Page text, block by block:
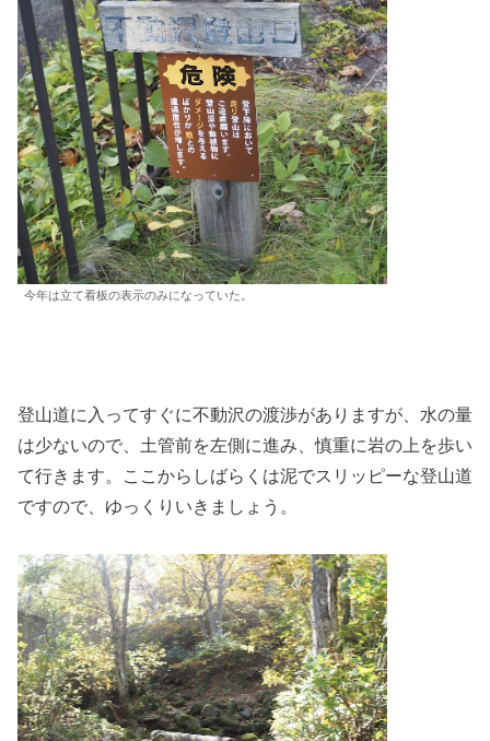
今年は立て看板の表示のみになっていた。
登山道に入ってすぐに不動沢の渡渉がありますが、水の量
は少ないので、土管前を左側に進み、慎重に岩の上を歩い
て行きます。ここからしばらくは泥でスリッピーな登山道
ですので、ゆっくりいきましょう。